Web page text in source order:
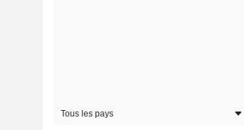
Tous les pays